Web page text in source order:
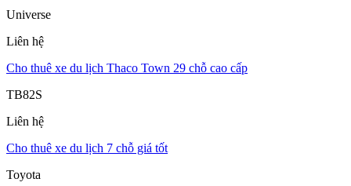
Universe
Liên hệ
Cho thuê xe du lịch Thaco Town 29 chỗ cao cấp
TB82S
Liên hệ
Cho thuê xe du lịch 7 chỗ giá tốt
Toyota